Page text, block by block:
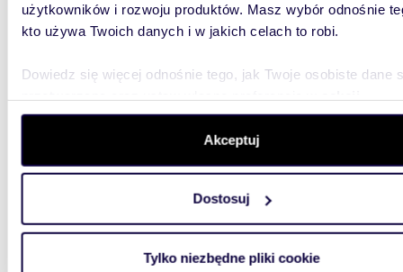
użytkowników i rozwoju produktów. Masz wybór odnośnie
kto używa Twoich danych i w jakich celach to robi.
Dowiedz się więcej odnośnie tego, jak Twoje osobiste dane
szczegółów. W Deklaracji plików cookie możesz zmienić
wycofać swoją zgodę w dowolnej chwili.
aby oferować funkcje społecznościowe i analizować ruch w
witrynie. Informacje o tym, jak korzystasz z naszej witryny,
analitycznym. Partnerzy mogą połączyć te informacje z
Akceptuj
Dostosuj
Tylko niezbędne pliki cookie
Jest to
Polecam nowoczesny biurowiec 14 500 m² z